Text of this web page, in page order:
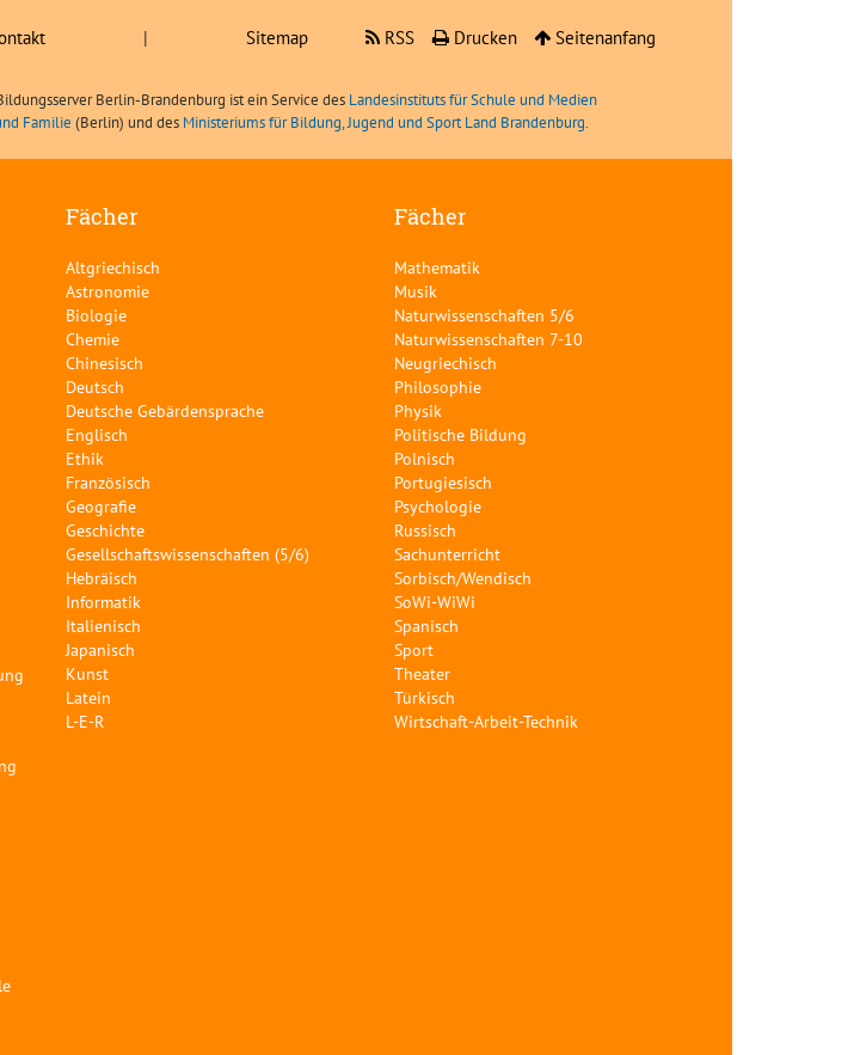
| Sitemap RSS Drucken Seitenanfang
Berlin-Brandenburg ist ein Service des Landesinstituts für Schule und Medien
Familie (Berlin) und des Ministeriums für Bildung, Jugend und Sport Land Brandenburg.
Fächer
Altgriechisch
Astronomie
Biologie
Chemie
Chinesisch
Deutsch
Deutsche Gebärdensprache
Englisch
Ethik
Französisch
Geografie
Geschichte
Gesellschaftswissenschaften (5/6)
Hebräisch
Informatik
Italienisch
Japanisch
Kunst
Latein
L-E-R
Fächer
Mathematik
Musik
Naturwissenschaften 5/6
Naturwissenschaften 7-10
Neugriechisch
Philosophie
Physik
Politische Bildung
Polnisch
Portugiesisch
Psychologie
Russisch
Sachunterricht
Sorbisch/Wendisch
SoWi-WiWi
Spanisch
Sport
Theater
Türkisch
Wirtschaft-Arbeit-Technik